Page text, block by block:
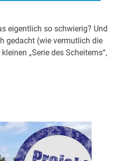
eigentlich so schwierig? Und
gedacht (wie vermutlich die
„Serie des Scheiterns“,